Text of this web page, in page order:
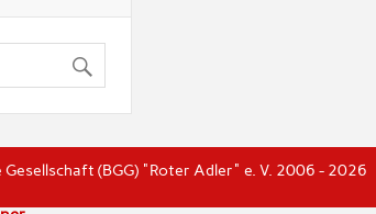
Gesellschaft (BGG) "Roter Adler" e. V. 2006 - 2026